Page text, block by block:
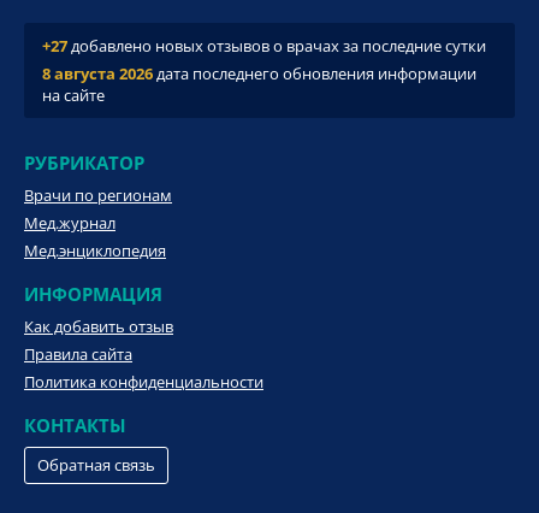
+27добавлено новых отзывов о врачах за последние сутки
8 августа 2026дата последнего обновления информации
на сайте
РУБРИКАТОР
Врачи по регионам
Мед.журнал
Мед.энциклопедия
ИНФОРМАЦИЯ
Как добавить отзыв
Правила сайта
Политика конфиденциальности
КОНТАКТЫ
Обратная связь